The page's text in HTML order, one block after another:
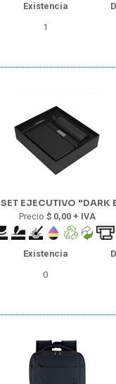
Existencia
1
SET EJECUTIVO "DARK
Precio $ 0,00 + IVA
Existencia
0